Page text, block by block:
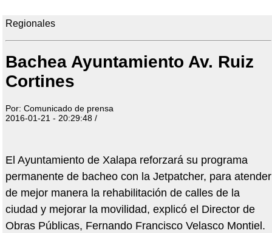
Regionales
Bachea Ayuntamiento Av. Ruiz
Cortines
Por: Comunicado de prensa
2016-01-21 - 20:29:48 /
El Ayuntamiento de Xalapa reforzará su programa
permanente de bacheo con la Jetpatcher, para atender
de mejor manera la rehabilitación de calles de la
ciudad y mejorar la movilidad, explicó el Director de
Obras Públicas, Fernando Francisco Velasco Montiel.